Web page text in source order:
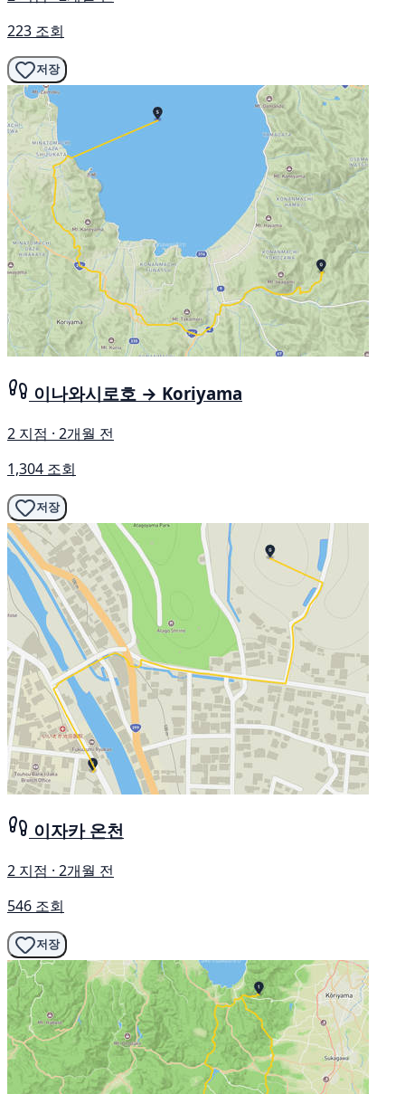
223 조회
저장
이나와시로호 → Koriyama
2 지점 · 2개월 전
1,304 조회
저장
이자카 온천
2 지점 · 2개월 전
546 조회
저장